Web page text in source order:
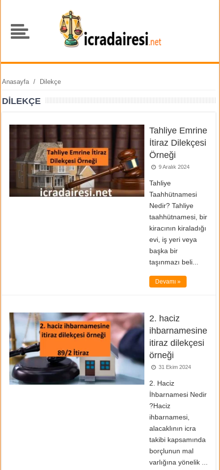
Anasayfa / Dilekçe
DILEKÇE
Tahliye Emrine
İtiraz Dilekçesi
Örneği
9 Aralık 2024
Tahliye
Taahhütnamesi
Nedir? Tahliye
taahhütnamesi, bir
kiracının kiraladığı
evi, iş yeri veya
başka bir
taşınmazı beli...
Devamı »
2. haciz
ihbarnamesine
itiraz dilekçesi
örneği
31 Ekim 2024
2. Haciz
İhbarnamesi Nedir
?Haciz
ihbarnamesi,
alacaklının icra
takibi kapsamında
borçlunun mal
varlığına yönelik ...